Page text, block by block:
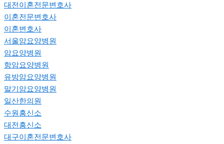
대전이혼전문변호사
이혼전문변호사
이혼변호사
서울암요양병원
암요양병원
항암요양병원
유방암요양병원
말기암요양병원
일산한의원
수원흥신소
대전흥신소
대구이혼전문변호사